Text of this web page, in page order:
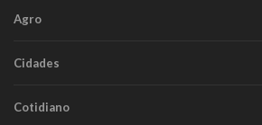
Agro
Cidades
Cotidiano